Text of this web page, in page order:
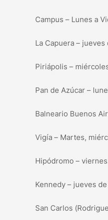
Campus – Lunes a
La Capuera – jueves
Piriápolis –
Pan de Azúcar –
Balneario Buenos
Vigía – Martes,
Hipódromo –
Kennedy – jueves
San Carlos